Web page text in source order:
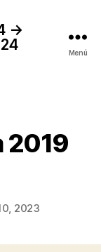
→
Menú
2019
2023